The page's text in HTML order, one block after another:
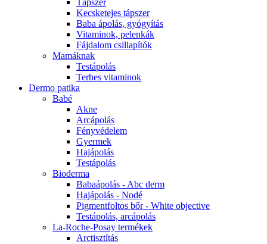
Tápszer
Kecsketejes tápszer
Baba ápolás, gyógyítás
Vitaminok, pelenkák
Fájdalom csillapítók
Mamáknak
Testápolás
Terhes vitaminok
Dermo patika
Babé
Akne
Arcápolás
Fényvédelem
Gyermek
Hajápolás
Testápolás
Bioderma
Babaápolás - Abc derm
Hajápolás - Nodé
Pigmentfoltos bőr - White objective
Testápolás, arcápolás
La-Roche-Posay termékek
Arctisztítás